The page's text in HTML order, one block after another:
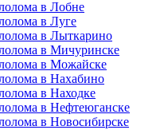
в Лобне
в Луге
в Лыткарино
в Мичуринске
в Можайске
в Нахабино
в Находке
в Нефтеюганске
в Новосибирске